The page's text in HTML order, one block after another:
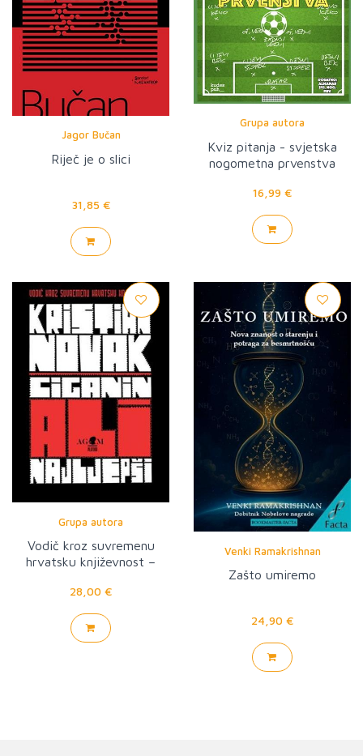
Jagor Bučan
Riječ je o slici
31,85 €
Grupa autora
Kviz pitanja - svjetska
nogometna prvenstva
16,99 €
Grupa autora
Vodič kroz suvremenu
hrvatsku književnost –
najljepši
28,00 €
Venki Ramakrishnan
Zašto umiremo
24,90 €